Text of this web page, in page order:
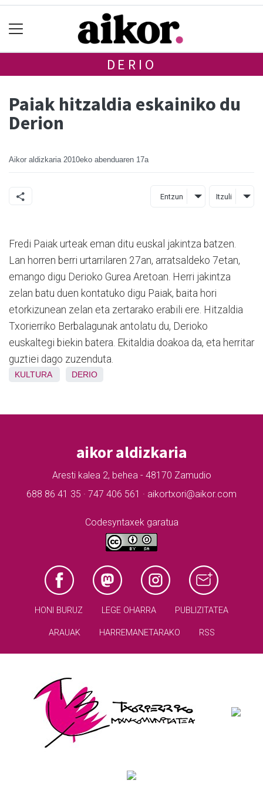
DERIO
Paiak hitzaldia eskainiko du
Derion
Aikor aldizkaria 2010eko abenduaren 17a
Entzun Itzuli
Fredi Paiak urteak eman ditu euskal jakintza batzen.
Lan horren berri urtarrilaren 27an, arratsaldeko 7etan,
emango digu Derioko Gurea Aretoan. Herri jakintza
zelan batu duen kontatuko digu Paiak, baita hori
etorkizunean zelan eta zertarako erabili ere. Hitzaldia
Txorierriko Berbalagunak antolatu du, Derioko
euskaltegi biekin batera. Ekitaldia doakoa da, eta herritar
guztiei dago zuzenduta.
KULTURA DERIO
aikor aldizkaria
Aresti kalea 2, behea - 48170 Zamudio
688 86 41 35 · 747 406 561 · aikortxori@aikor.com
Codesyntaxek garatua
HONI BURUZ LEGE OHARRA PUBLIZITATEA
ARAUAK HARREMANETARAKO RSS